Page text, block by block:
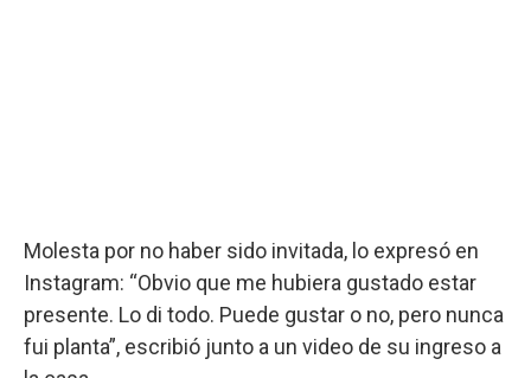
Molesta por no haber sido invitada, lo expresó en
Instagram: “Obvio que me hubiera gustado estar
presente. Lo di todo. Puede gustar o no, pero nunca
fui planta”, escribió junto a un video de su ingreso a